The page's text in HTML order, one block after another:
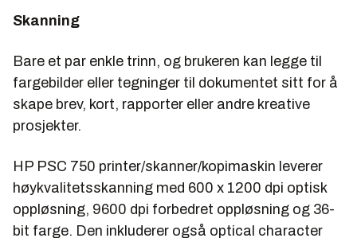
Skanning
Bare et par enkle trinn, og brukeren kan legge til
fargebilder eller tegninger til dokumentet sitt for å
skape brev, kort, rapporter eller andre kreative
prosjekter.
HP PSC 750 printer/skanner/kopimaskin leverer
høykvalitetsskanning med 600 x 1200 dpi optisk
oppløsning, 9600 dpi forbedret oppløsning og 36-
bit farge. Den inkluderer også optical character